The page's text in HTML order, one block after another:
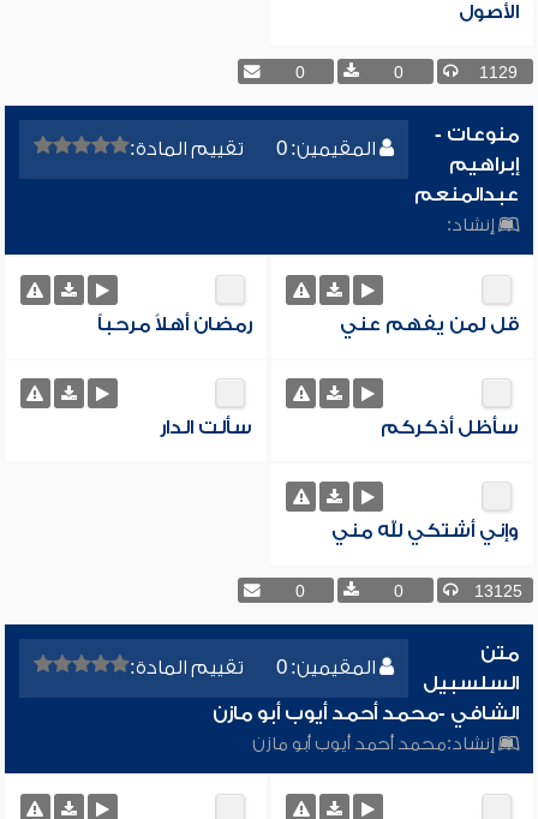
الأصول
1129
0
0
المقيمين: 0 تقييم المادة:
منوعات -
إبراهيم
عبدالمنعم
إنشاد:
قل لمن يفهم عني رمضان أهلاً مرحباً
سأظل أذكركم سألت الدار
وإني أشتكي لله مني
13125
0
0
المقيمين: 0 تقييم المادة:
متن
السلسبيل
الشافي -محمد أحمد أيوب أبو مازن
إنشاد:محمد أحمد أيوب أبو مازن